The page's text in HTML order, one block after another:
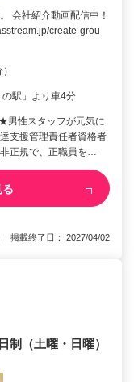
会社紹介動画配信中！
create-grou
駅」より車4分
性スタッフが元気に
支援管理責任者資格者
正規で、正職員を…
掲載終了日： 2027/04/02
（土曜・日曜）